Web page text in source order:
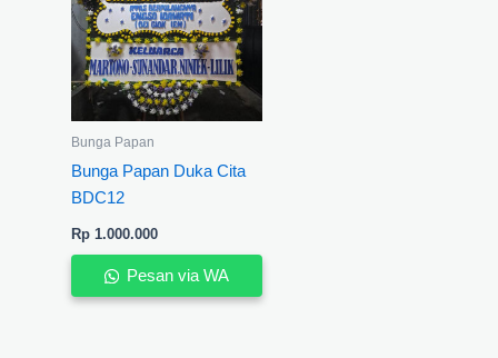
Bunga Papan
Bunga Papan Duka Cita
BDC12
Rp1.000.000
Pesan via WA